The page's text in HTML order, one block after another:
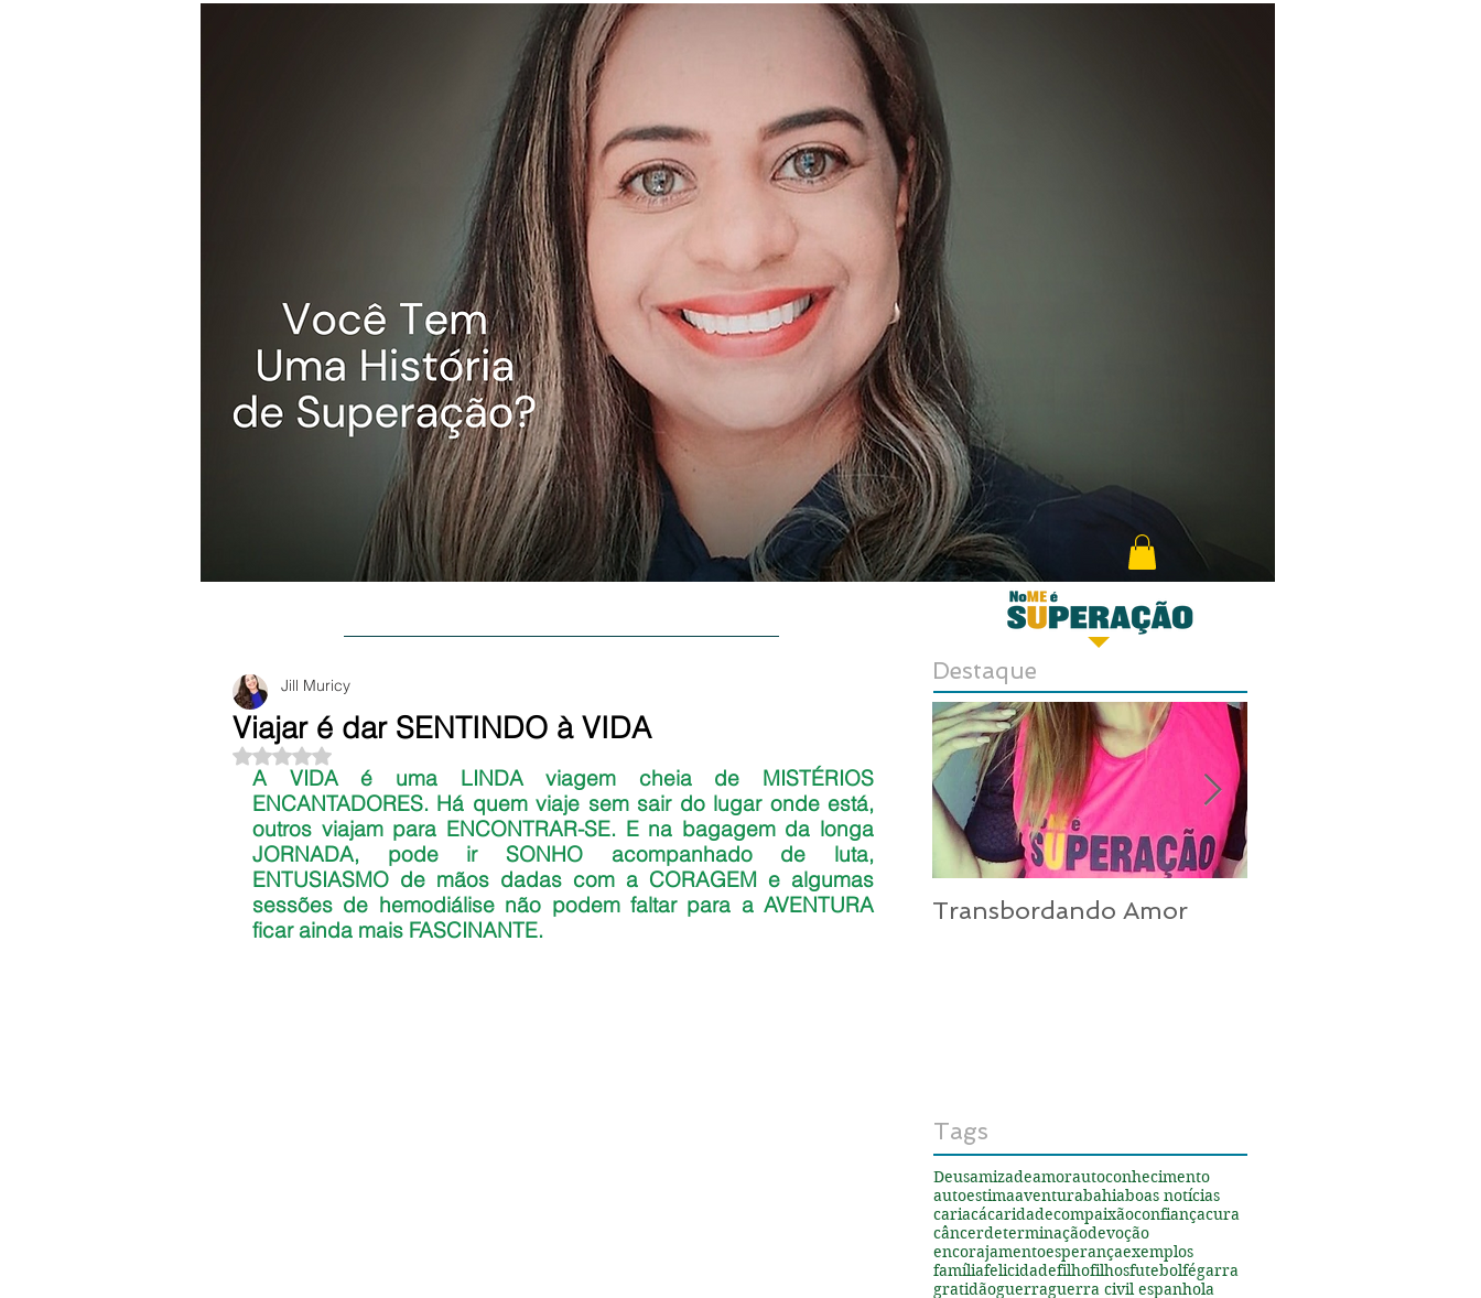
Viajar é dar SENTINDO à VIDA
Jill Muricy
Avaliado com NaN de 5 estrelas.
A VIDA é uma LINDA viagem cheia de MISTÉRIOS
ENCANTADORES. Há quem viaje sem sair do lugar onde está,
outros viajam para ENCONTRAR-SE. E na bagagem da longa
JORNADA, pode ir SONHO acompanhado de luta,
ENTUSIASMO de mãos dadas com a CORAGEM e algumas
sessões de hemodiálise não podem faltar para a AVENTURA
ficar ainda mais FASCINANTE.
Destaque
Transbordando Amor
Tags
Deusamizadeamorautoconhecimento
autoestimaaventurabahiaboas notícias
cariacácaridadecompaixãoconfiançacura
câncerdeterminaçãodevoção
encorajamentoesperançaexemplos
famíliafelicidadefilhofilhosfutebolfégarra
gratidãoguerraguerra civil espanhola